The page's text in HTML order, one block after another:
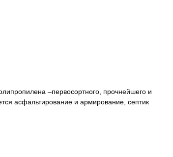
–первосортного, прочнейшего и
асфальтирование и армирование, септик